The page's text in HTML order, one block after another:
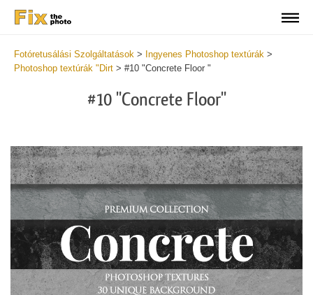
Fotóretusálási Szolgáltatások > Ingyenes Photoshop textúrák >
Photoshop textúrák "Dirt > #10 "Concrete Floor "
#10 "Concrete Floor"